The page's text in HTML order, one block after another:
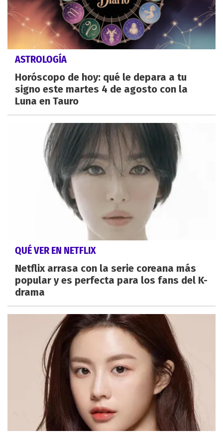
ASTROLOGÍA
Horóscopo de hoy: qué le depara a tu
signo este martes 4 de agosto con la
Luna en Tauro
QUÉ VER EN NETFLIX
Netflix arrasa con la serie coreana más
popular y es perfecta para los fans del K-
drama